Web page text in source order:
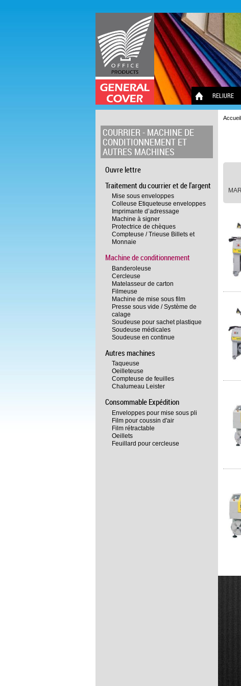
RELIURE
COURRIER - MACHINE DE
CONDITIONNEMENT ET
AUTRES MACHINES
Ouvre lettre
Traitement du courrier et de l'argent
Mise sous enveloppes
Colleuse Etiqueteuse enveloppes
Imprimante d’adressage
Machine à signer
Protectrice de chèques
Compteuse / Trieuse Billets et
Monnaie
Machine de conditionnement
Banderoleuse
Cercleuse
Matelasseur de carton
Filmeuse
Machine de mise sous film
Presse sous vide / Système de
calage
Soudeuse pour sachet plastique
Soudeuse médicales
Soudeuse en continue
Autres machines
Taqueuse
Oeilleteuse
Compteuse de feuilles
Chalumeau Leister
Consommable Expédition
Enveloppes pour mise sous pli
Film pour coussin d'air
Film rétractable
Oeillets
Feuillard pour cercleuse
Accueil